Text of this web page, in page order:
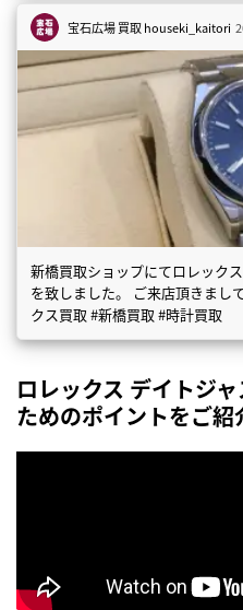
宝石広場 買取houseki_kaitori
新橋買取ショップにてロレック
を致しました。 ご来店頂きまし
クス買取 #新橋買取 #時計買取
ロレックス デイトジ
ためのポイントをご紹